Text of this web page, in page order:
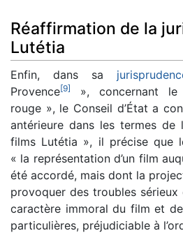
Réaffirmation de la
Lutétia
Enfin, dans sa
Provence[9]
», concernant
rouge », le Conseil d’État a
antérieure dans les termes de
films Lutétia », il précise que
« la représentation d’un film
été accordé, mais dont la
provoquer des troubles sérieux
caractère immoral du film et
particulières, préjudiciable à